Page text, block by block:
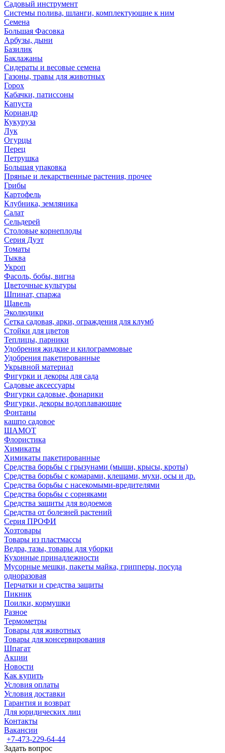
Садовый инструмент
Системы полива, шланги, комплектующие к ним
Семена
Большая Фасовка
Арбузы, дыни
Базилик
Баклажаны
Сидераты и весовые семена
Газоны, травы для животных
Горох
Кабачки, патиссоны
Капуста
Кориандр
Кукуруза
Лук
Огурцы
Перец
Петрушка
Большая упаковка
Пряные и лекарственные растения, прочее
Грибы
Картофель
Клубника, земляника
Салат
Сельдерей
Столовые корнеплоды
Серия Дуэт
Томаты
Тыква
Укроп
Фасоль, бобы, вигна
Цветочные культуры
Шпинат, спаржа
Щавель
Эколюдики
Сетка садовая, арки, ограждения для клумб
Стойки для цветов
Теплицы, парники
Удобрения жидкие и килограммовые
Удобрения пакетированные
Укрывной материал
Фигурки и декоры для сада
Садовые аксессуары
Фигурки садовые, фонарики
Фигурки, декоры водоплавающие
Фонтаны
кашпо садовое
ШАМОТ
Флористика
Химикаты
Химикаты пакетированные
Средства борьбы с грызунами (мыши, крысы, кроты)
Средства борьбы с комарами, клещами, мухи, осы и др.
Средства борьбы с насекомыми-вредителями
Средства борьбы с сорняками
Средства защиты для водоемов
Средства от болезней растений
Серия ПРОФИ
Хозтовары
Товары из пластмассы
Ведра, тазы, товары для уборки
Кухонные принадлежности
Мусорные мешки, пакеты майка, грипперы, посуда
одноразовая
Перчатки и средства защиты
Пикник
Поилки, кормушки
Разное
Термометры
Товары для животных
Товары для консервирования
Шпагат
Акции
Новости
Как купить
Условия оплаты
Условия доставки
Гарантия и возврат
Для юридических лиц
Контакты
Вакансии
+7-473-229-64-44
Задать вопрос